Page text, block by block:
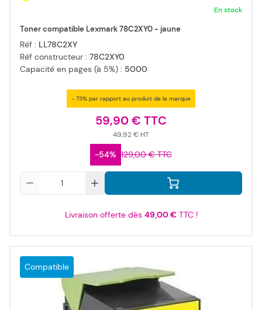
En stock
Toner compatible Lexmark 78C2XY0 - jaune
Réf : LL78C2XY
Réf constructeur : 78C2XY0
Capacité en pages (à 5%) : 5000
- 73% par rapport au produit de la marque
59,90 €
49,92 €
-54% 129,00 €
Livraison offerte dès 49,00 €TTC !
Compatible